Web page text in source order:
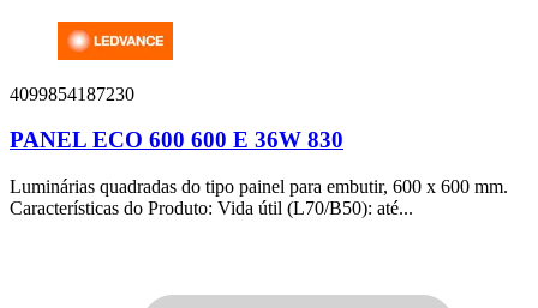
4099854187230
PANEL ECO 600 600 E 36W 830
Luminárias quadradas do tipo painel para embutir, 600 x 600 mm.
Características do Produto: Vida útil (L70/B50): até...